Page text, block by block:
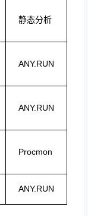
静态分析
ANY.RUN
ANY.RUN
Procmon
ANY.RUN